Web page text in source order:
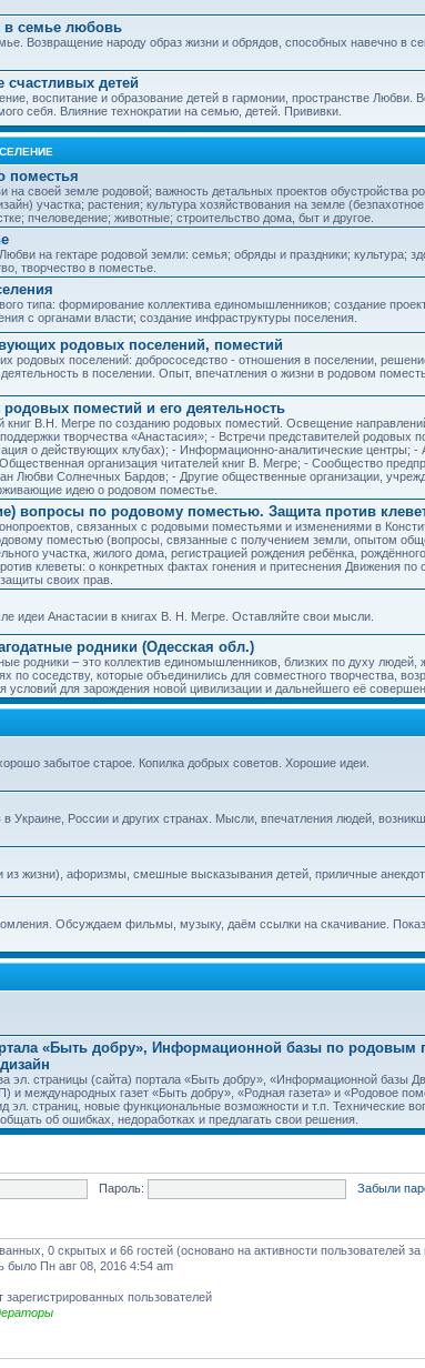
в семье любовь
Возвращение народу образ жизни и обрядов, способных навечно в
счастливых детей
воспитание и образование детей в гармонии, пространстве Любви.
себя. Влияние технократии на семью, детей. Прививки.
поместья
на своей земле родовой; важность детальных проектов обустройства
участка; растения; культура хозяйствования на земле
пчеловедение; животные; строительство дома, быт и другое.
на гектаре родовой земли: семья; обряды и праздники; культура;
творчество в поместье.
типа: формирование коллектива единомышленников; создание
с органами власти; создание инфраструктуры поселения.
родовых поселений, поместий
родовых поселений: добрососедство - отношения в поселении,
в поселении. Опыт, впечатления о жизни в родовом
поместий и его деятельность
книг В.Н. Мегре по созданию родовых поместий. Освещение
творчества «Анастасия»; - Встречи представителей родовых
о действующих клубах); - Информационно-аналитические центры; -
организация читателей книг В. Мегре; - Сообщество
Любви Солнечных Бардов; - Другие общественные организации,
идею о родовом поместье.
вопросы по родовому поместью. Защита против
связанных с родовыми поместьями и изменениями в
поместью (вопросы, связанные с получением земли, опытом
участка, жилого дома, регистрацией рождения ребёнка,
клеветы: о конкретных фактах гонения и притеснения Движения по
своих прав.
идеи Анастасии в книгах В. Н. Мегре. Оставляйте свои мысли.
родники (Одесская обл.)
родники – это коллектив единомышленников, близких по духу людей,
по соседству, которые объединились для совместного творчества,
условий для зарождения новой цивилизации и дальнейшего её
забытое старое. Копилка добрых советов. Хорошие идеи.
Украине, России и других странах. Мысли, впечатления людей,
жизни), афоризмы, смешные высказывания детей, приличные
Обсуждаем фильмы, музыку, даём ссылки на скачивание.
«Быть добру», Информационной базы по родовым
эл. страницы (сайта) портала «Быть добру», «Информационной базы
международных газет «Быть добру», «Родная газета» и «Родовое
эл. страниц, новые функциональные возможности и т.п. Технические
об ошибках, недоработках и предлагать свои решения.
Пароль: Забыли
0 скрытых и 66 гостей (основано на активности пользователей
было Пн авг 08, 2016 4:54 am
пользователей